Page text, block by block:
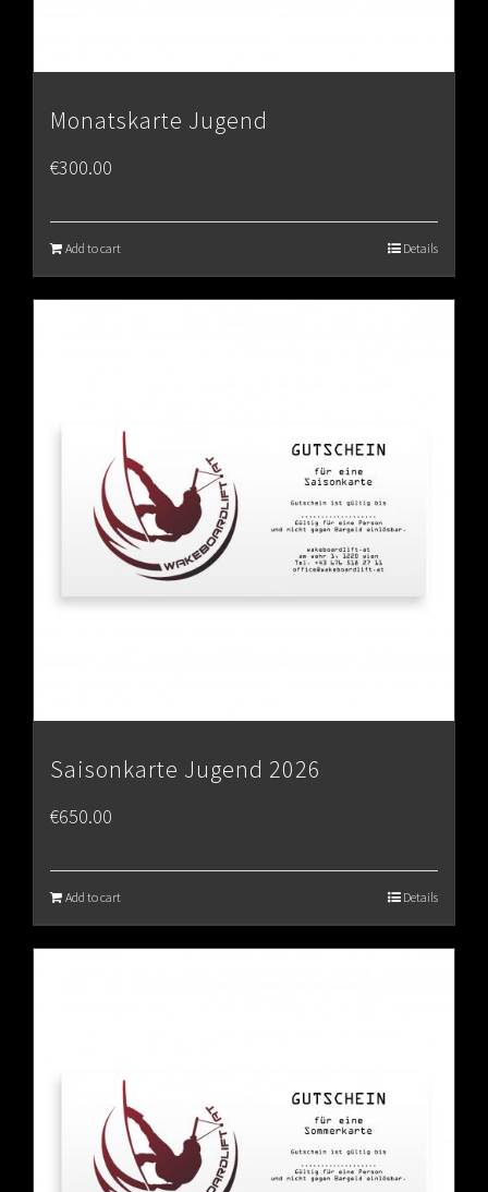
Monatskarte Jugend
€300.00
Add to cart Details
Saisonkarte Jugend 2026
€650.00
Add to cart Details